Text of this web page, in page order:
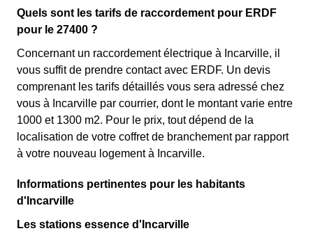
Quels sont les tarifs de raccordement pour ERDF
pour le 27400 ?
Concernant un raccordement électrique à Incarville, il
vous suffit de prendre contact avec ERDF. Un devis
comprenant les tarifs détaillés vous sera adressé chez
vous à Incarville par courrier, dont le montant varie entre
1000 et 1300 m2. Pour le prix, tout dépend de la
localisation de votre coffret de branchement par rapport
à votre nouveau logement à Incarville.
Informations pertinentes pour les habitants
d'Incarville
Les stations essence d'Incarville